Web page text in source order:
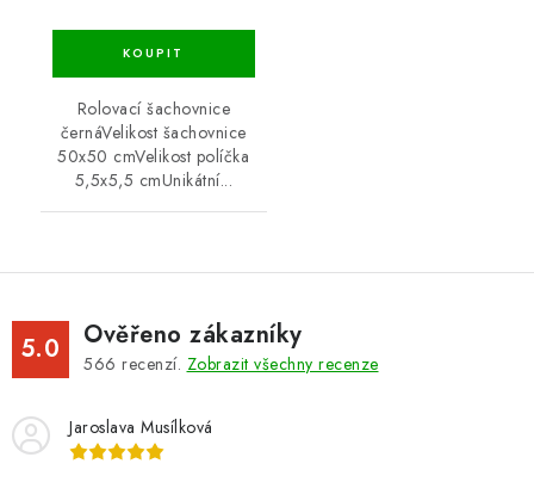
Rolovací šachovnice
černáVelikost šachovnice
50x50 cmVelikost políčka
5,5x5,5 cmUnikátní...
5.0 Ověřeno zákazníky
566 recenzí. Zobrazit všechny recenze
Jaroslava Musílková